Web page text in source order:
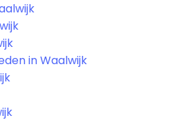
in Waalwijk